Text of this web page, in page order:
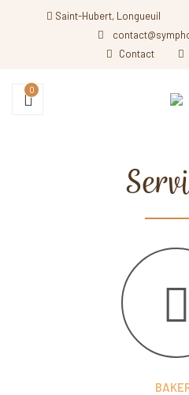
Saint-Hubert, Longueuil
Contact
0